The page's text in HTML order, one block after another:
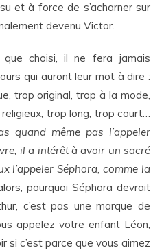
et à force de s’acharner sur
devenu Victor.
choisi, il ne fera jamais
qui auront leur mot à dire :
trop original, trop à la mode,
trop long, trop court…
quand même pas l’appeler
il a intérêt à avoir un sacré
l’appeler Séphora, comme la
pourquoi Séphora devrait
c’est pas une marque de
appelez votre enfant Léon,
si c’est parce que vous aimez